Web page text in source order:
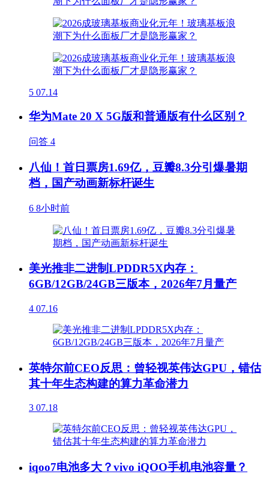
5 07.14
华为Mate 20 X 5G版和普通版有什么区别？
问答 4
八仙！首日票房1.69亿，豆瓣8.3分引爆暑期
档，国产动画新标杆诞生
6 8小时前
美光推非二进制LPDDR5X内存：
6GB/12GB/24GB三版本，2026年7月量产
4 07.16
英特尔前CEO反思：曾轻视英伟达GPU，错估
其十年生态构建的算力革命潜力
3 07.18
iqoo7电池多大？vivo iQOO手机电池容量？